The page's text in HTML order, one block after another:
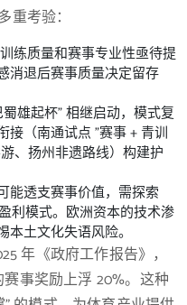
考验：
练质量和赛事专业性亟待提
消退后赛事质量决定留存
雄起杯" 相继启动，模式复
接（南通试点 "赛事 + 青训
、扬州非遗路线）构建护
能透支赛事价值，需探索
利模式。欧洲资本的技术渗
土文化失语风险。
年《政府工作报告》，
事奖励上浮 20%。这种